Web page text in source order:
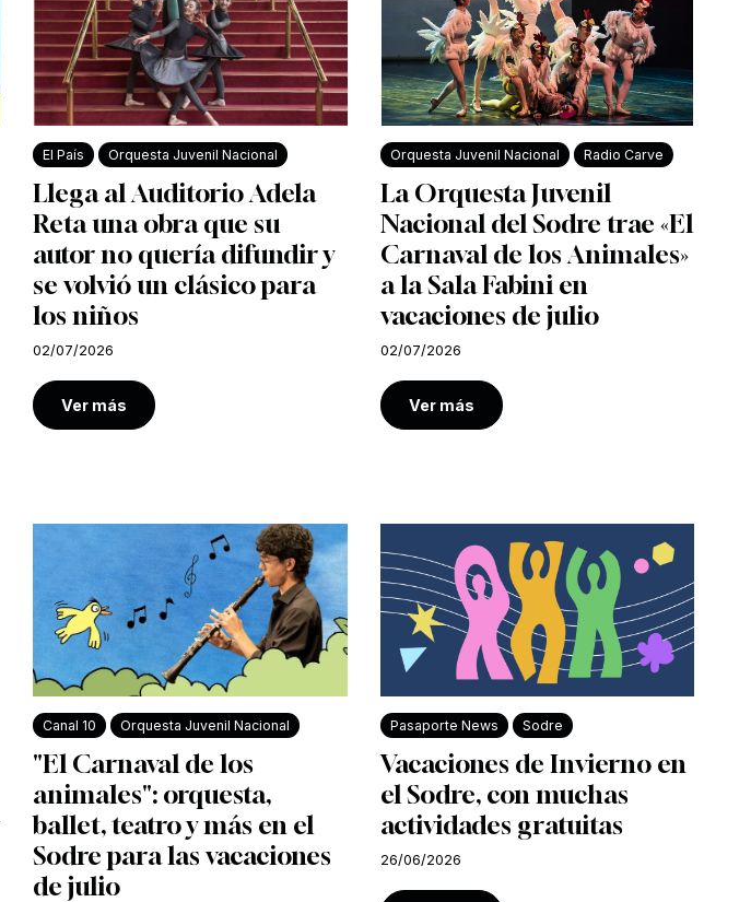
El País Orquesta Juvenil Nacional
Llega al Auditorio Adela
Reta una obra que su
autor no quería difundir y
se volvió un clásico para
los niños
02/07/2026
Ver más
Orquesta Juvenil Nacional Radio Carve
La Orquesta Juvenil
Nacional del Sodre trae «El
Carnaval de los Animales»
a la Sala Fabini en
vacaciones de julio
02/07/2026
Ver más
Canal 10 Orquesta Juvenil Nacional
"El Carnaval de los
animales": orquesta,
ballet, teatro y más en el
Sodre para las vacaciones
de julio
Pasaporte News Sodre
Vacaciones de Invierno en
el Sodre, con muchas
actividades gratuitas
26/06/2026